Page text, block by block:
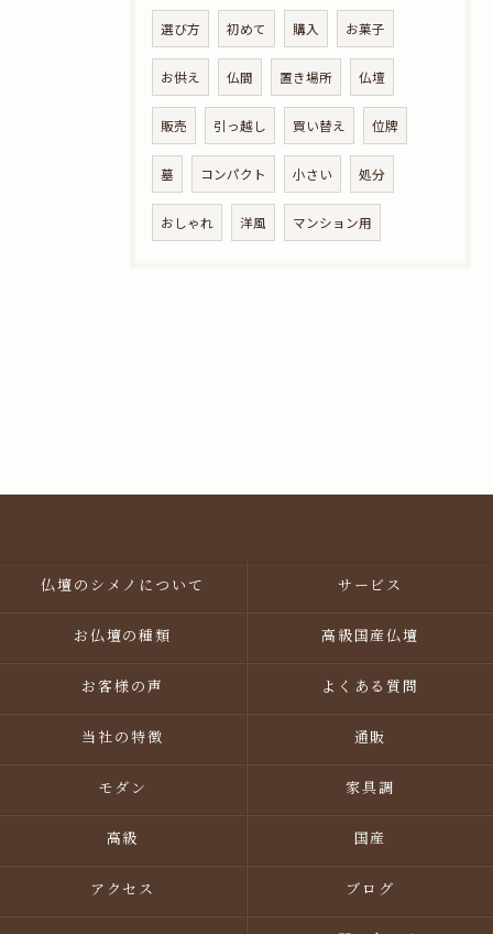
選び方 初めて 購入 お菓子
お供え 仏間 置き場所 仏壇
販売 引っ越し 買い替え 位牌
墓 コンパクト 小さい 処分
おしゃれ 洋風 マンション用
仏壇のシメノについて サービス
お仏壇の種類 高級国産仏壇
お客様の声 よくある質問
当社の特徴 通販
モダン 家具調
高級 国産
アクセス ブログ